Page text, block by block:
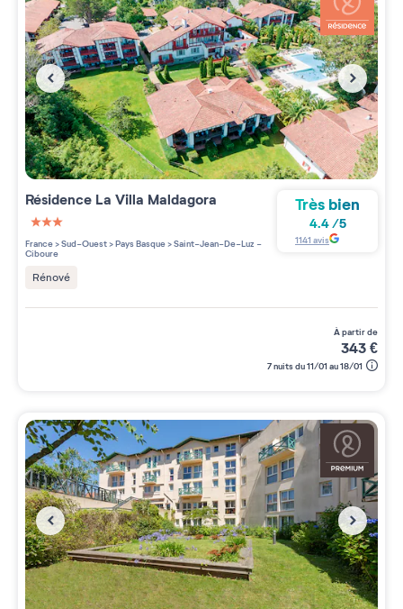
Résidence La Villa Maldagora
3 étoiles sur 5
France>Sud-Ouest>Pays Basque>Saint-Jean-De-Luz -
Ciboure
Rénové
Très bien
4.4/5
1141 avis
à partir de
343€
7 nuits du 11/01 au 18/01